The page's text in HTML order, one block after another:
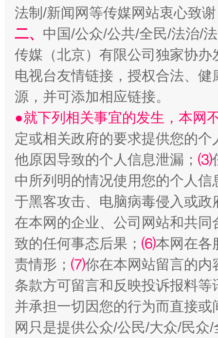
生
揭批美国五大"原罪" "炒
法制/新闻网等传媒网站衷心致
二、 中国/公众/公共/全民/法治/
传媒（北京）有限公司独家协
电视台友情链接，授权合法、
源，并可添加相应链接。
●就下列相关事宜的发生，本网
定或相关政府的要求提供您的个
他原因导致的个人信息泄漏； ⑶
中所列明的情况使用您的个人
于黑客攻击、电脑病毒侵入或
在本网的企业、公司网站和共
致的任何事态后果； ⑹本网在各
责情形； ⑺你在本网站留言的内
条款方可留言和反映投诉报料
并承担一切因您的行为而直接
网只是提供公众/公民/大众/民